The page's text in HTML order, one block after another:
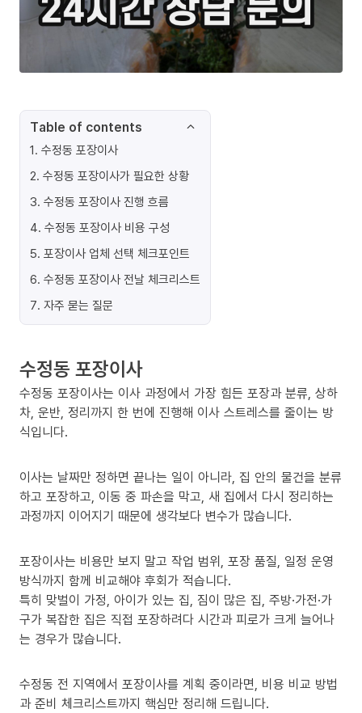
Table of contents
1. 수정동 포장이사
2. 수정동 포장이사가 필요한 상황
3. 수정동 포장이사 진행 흐름
4. 수정동 포장이사 비용 구성
5. 포장이사 업체 선택 체크포인트
6. 수정동 포장이사 전날 체크리스트
7. 자주 묻는 질문
수정동 포장이사
수정동 포장이사는 이사 과정에서 가장 힘든 포장과 분류, 상하
차, 운반, 정리까지 한 번에 진행해 이사 스트레스를 줄이는 방
식입니다.
이사는 날짜만 정하면 끝나는 일이 아니라, 집 안의 물건을 분류
하고 포장하고, 이동 중 파손을 막고, 새 집에서 다시 정리하는
과정까지 이어지기 때문에 생각보다 변수가 많습니다.
포장이사는 비용만 보지 말고 작업 범위, 포장 품질, 일정 운영
방식까지 함께 비교해야 후회가 적습니다.
특히 맞벌이 가정, 아이가 있는 집, 짐이 많은 집, 주방·가전·가
구가 복잡한 집은 직접 포장하려다 시간과 피로가 크게 늘어나
는 경우가 많습니다.
수정동 전 지역에서 포장이사를 계획 중이라면, 비용 비교 방법
과 준비 체크리스트까지 핵심만 정리해 드립니다.